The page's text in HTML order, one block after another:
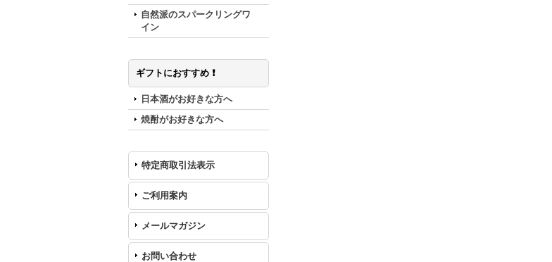
自然派のスパークリングワ
イン
ギフトにおすすめ ❗️
日本酒がお好きな方へ
焼酎がお好きな方へ
特定商取引法表示
ご利用案内
メールマガジン
お問い合わせ